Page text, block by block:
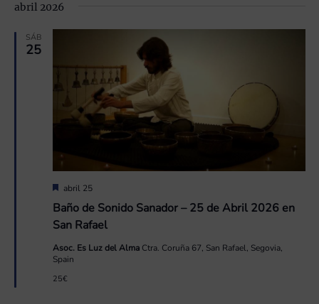
abril 2026
SÁB
25
Baño de Sonido Sanador – 25 de Abril 2026 en
San Rafael
Destacado
abril 25
Asoc. Es Luz del Alma Ctra. Coruña 67, San Rafael, Segovia,
Spain
25€